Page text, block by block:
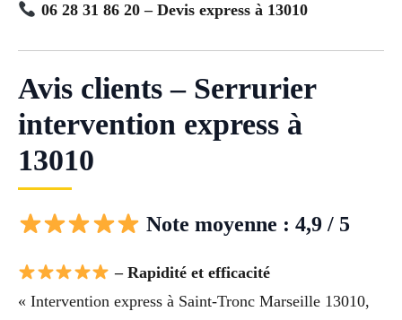
06 28 31 86 20 – Devis express à 13010
Avis clients – Serrurier
intervention express à
13010
Note moyenne : 4,9 / 5
– Rapidité et efficacité
« Intervention express à Saint-Tronc Marseille 13010,